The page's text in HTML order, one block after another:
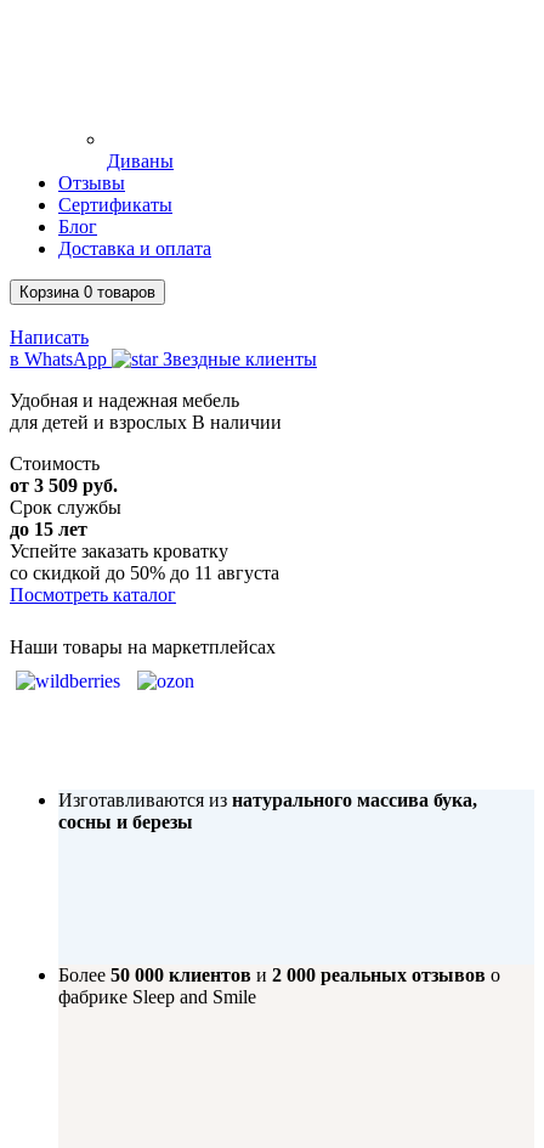
Диваны
Отзывы
Сертификаты
Блог
Доставка и оплата
Корзина 0 товаров
Написать
в WhatsApp
Звездные клиенты
Удобная и надежная мебель
для детей и взрослых В наличии
Стоимость
от 3 509 руб.
Срок службы
до 15 лет
Успейте заказать кроватку
со скидкой до 50% до 11 августа
Посмотреть каталог
Наши товары на маркетплейсах
Изготавливаются из натурального массива бука,
сосны и березы
Более 50 000 клиентов и 2 000 реальных отзывов о
фабрике Sleep and Smile